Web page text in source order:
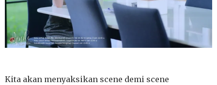
Kita akan menyaksikan scene demi scene